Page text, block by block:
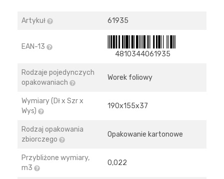
Artykuł 61935
EAN-13
4810344061935
Rodzaje pojedynczych
opakowaniach
Worek foliowy
Wymiary (Dł x Szr x
Wys)
190х155х37
Rodzaj opakowania
zbiorczego
Opakowanie kartonowe
Przybliżone wymiary,
m3
0,022